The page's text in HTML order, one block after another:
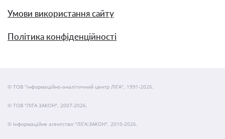
Умови використання сайту
Політика конфіденційності
© ТОВ "інформаційно-аналітичний центр ЛІГА", 1991-2026.
© ТОВ "ЛІГА ЗАКОН", 2007-2026.
© Інформаційне агентство "ЛІГА:ЗАКОН", 2010-2026.